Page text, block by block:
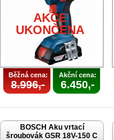
AKCE
UKONČENA
Běžná cena:
8.996,-
Akční cena:
6.450,-
BOSCH Aku vrtací
šroubovák GSR 18V-150 C